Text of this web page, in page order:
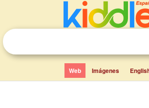
Web Imágenes